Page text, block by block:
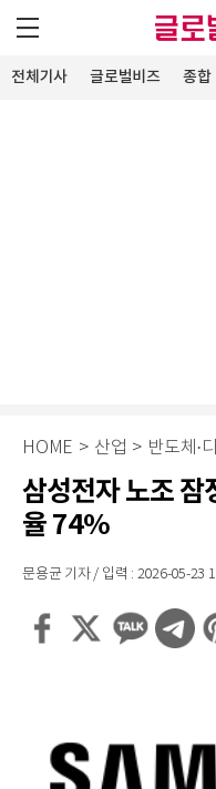
전체기사 글로벌비즈 종합
HOME > 산업 > 반도체·
삼성전자 노조 잠
율 74%
문용균 기자 / 입력 : 2026-05-23